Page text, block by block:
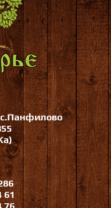
с.Панфилово
61